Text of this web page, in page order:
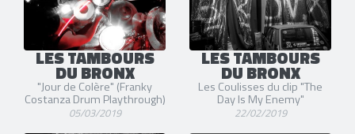
LES TAMBOURS
DU BRONX
"Jour de Colère" (Franky
Costanza Drum Playthrough)
05/03/2019
LES TAMBOURS
DU BRONX
Les Coulisses du clip "The
Day Is My Enemy"
22/02/2019